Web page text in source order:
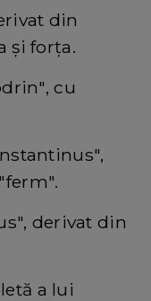
din
și forța.
cu
derivat din
a lui